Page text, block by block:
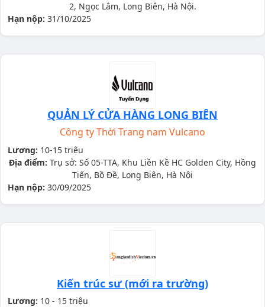
2, Ngọc Lâm, Long Biên, Hà Nội.
Hạn nộp: 31/10/2025
QUẢN LÝ CỬA HÀNG LONG BIÊN
Công ty Thời Trang nam Vulcano
Lương: 10-15 triệu
Địa điểm: Trụ sở: Số 05-TTA, Khu Liền Kề HC Golden City, Hồng
Tiến, Bồ Đề, Long Biên, Hà Nội
Hạn nộp: 30/09/2025
Kiến trúc sư (mới ra trường)
Lương: 10 - 15 triệu